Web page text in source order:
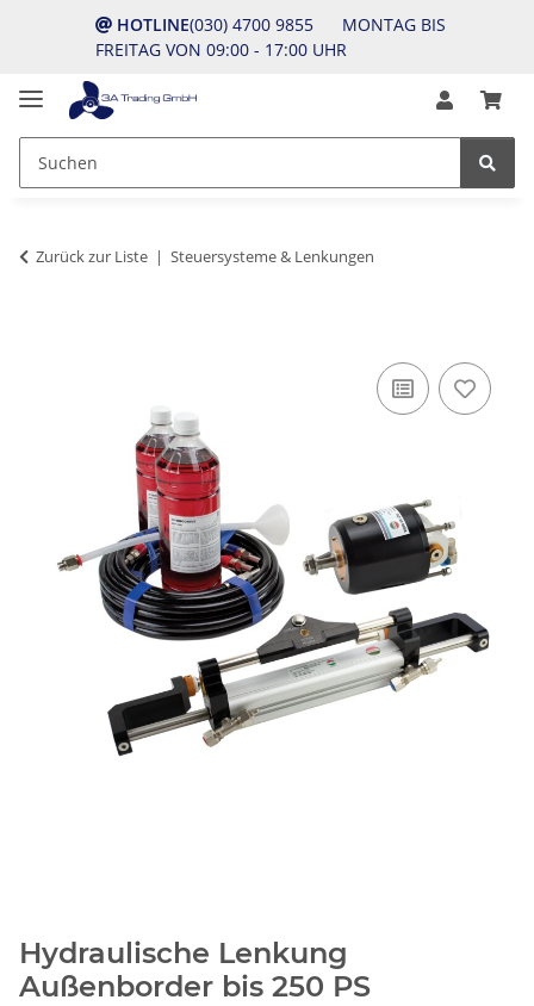
HOTLINE(030) 4700 9855 MONTAG BIS
FREITAG VON 09:00 - 17:00 UHR
Zurück zur Liste Steuersysteme & Lenkungen
Hydraulische Lenkung
Außenborder bis 250 PS